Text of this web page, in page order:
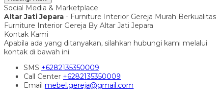
Social Media & Marketplace
Altar Jati Jepara - Furniture Interior Gereja Murah Berkualitas
Furniture Interior Gereja By Altar Jati Jepara
Kontak Kami
Apabila ada yang ditanyakan, silahkan hubungi kami melalui
kontak di bawah ini.
SMS +6282135350009
Call Center +6282135350009
Email mebel.gereja@gmail.com